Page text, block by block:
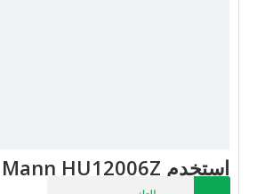
استخدم Mann HU12006Z